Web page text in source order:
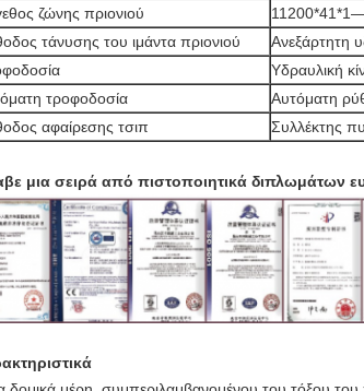
ζώνης πριονιού
τάνυσης του ιμάντα πριονιού
Ανεξάρτητη
Υδραυλική
τροφοδοσία
Αυτόματη
αφαίρεσης τσιπ
Συλλέκτης
μια σειρά από πιστοποιητικά διπλωμάτων